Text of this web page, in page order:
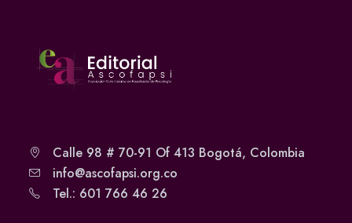
Calle 98 # 70-91 Of 413 Bogotá, Colombia
info@ascofapsi.org.co
Tel.: 601 766 46 26